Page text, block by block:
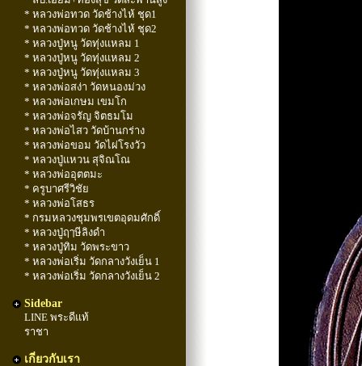
* หลวงพ่อทวด วัดช้างไห้ ชุด1
* หลวงพ่อทวด วัดช้างไห้ ชุด2
* หลวงปู่หนู วัดทุ่งแหลม 1
* หลวงปู่หนู วัดทุ่งแหลม 2
* หลวงปู่หนู วัดทุ่งแหลม 3
* หลวงพ่อสง่า วัดหนองม่วง
* หลวงพ่อเกษม เขมโก
* หลวงพ่อจรัญ จิตธมโม
* หลวงพ่อไสว วัดบ้านกร่าง
* หลวงพ่อขอม วัดไผ่โรงวัว
* หลวงปู่แหวน สุจิณโณ
* หลวงพ่ออุตตมะ
* ครูบาศรีวิชัย
* หลวงพ่อโสธร
* กรมหลวงชุมพรเขตอุดมศักดิ์
* หลวงปู่ฤๅษีลิงดำ
* หลวงปู่ทิม วัดพระขาว
* หลวงพ่อเริ่ม วัดกลางวังเย็น 1
* หลวงพ่อเริ่ม วัดกลางวังเย็น 2
Sidebar
LINE พระดีแท้
ราชา
เกี่ยวกับเรา